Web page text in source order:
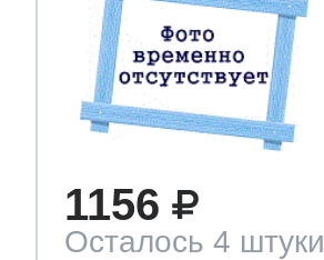
1156
Осталось 4 штуки